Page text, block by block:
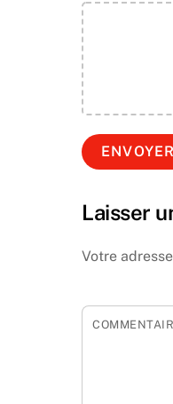
Laisser
Votre